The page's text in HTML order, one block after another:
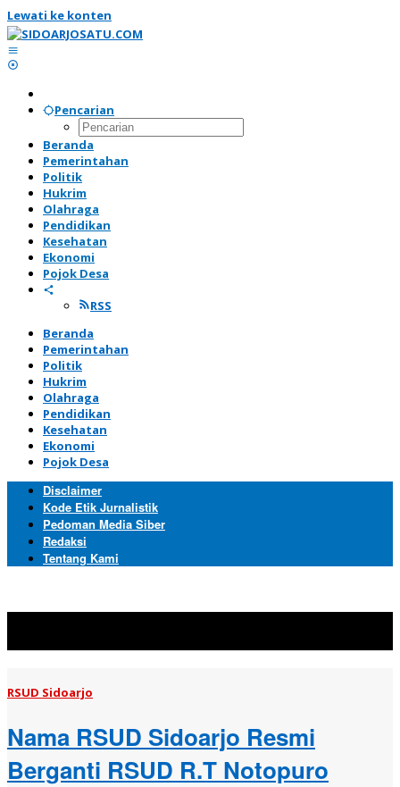
Lewati ke konten
Pencarian
Beranda
Pemerintahan
Politik
Hukrim
Olahraga
Pendidikan
Kesehatan
Ekonomi
Pojok Desa
RSS
Beranda
Pemerintahan
Politik
Hukrim
Olahraga
Pendidikan
Kesehatan
Ekonomi
Pojok Desa
Disclaimer
Kode Etik Jurnalistik
Pedoman Media Siber
Redaksi
Tentang Kami
RSUD Sidoarjo
Nama RSUD Sidoarjo Resmi
Berganti RSUD R.T Notopuro